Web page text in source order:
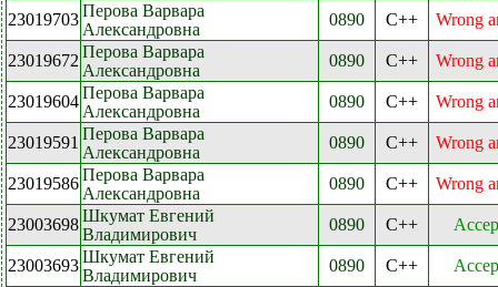
23019703Перова Варвара
Александровна
0890 C++ Wrong
23019672 Перова Варвара
Александровна
0890 C++ Wrong
23019604Перова Варвара
Александровна
0890 C++ Wrong
23019591 Перова Варвара
Александровна
0890 C++ Wrong
23019586Перова Варвара
Александровна
0890 C++ Wrong
23003698Шкумат Евгений
Владимирович
0890 C++
23003693Шкумат Евгений
Владимирович
0890 C++